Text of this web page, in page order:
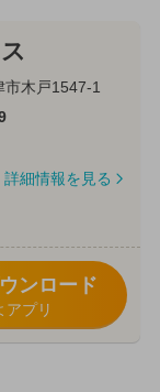
市木戸1547-1
詳細情報を見る
ンロード
アプリ